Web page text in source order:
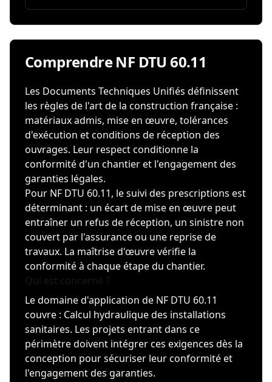
Comprendre NF DTU 60.11
Les Documents Techniques Unifiés définissent
les règles de l'art de la construction française :
matériaux admis, mise en œuvre, tolérances
d'exécution et conditions de réception des
ouvrages. Leur respect conditionne la
conformité d'un chantier et l'engagement des
garanties légales.
Pour NF DTU 60.11, le suivi des prescriptions est
déterminant : un écart de mise en œuvre peut
entraîner un refus de réception, un sinistre non
couvert par l'assurance ou une reprise de
travaux. La maîtrise d'œuvre vérifie la
conformité à chaque étape du chantier.
Le domaine d'application de NF DTU 60.11
couvre : Calcul hydraulique des installations
sanitaires. Les projets entrant dans ce
périmètre doivent intégrer ces exigences dès la
conception pour sécuriser leur conformité et
l'engagement des garanties.